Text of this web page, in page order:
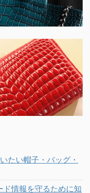
たい帽子・バッグ・
情報を守るために知